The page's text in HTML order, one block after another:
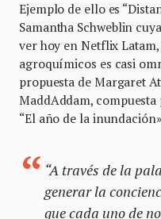
Ejemplo de ello es
Samantha Schweblin cuya
ver hoy en Netflix Latam,
agroquímicos es casi
propuesta de Margaret
MaddAddam, compuesta
“El año de la
“A través de la
generar la
que cada uno de